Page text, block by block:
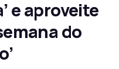
e aproveite
do